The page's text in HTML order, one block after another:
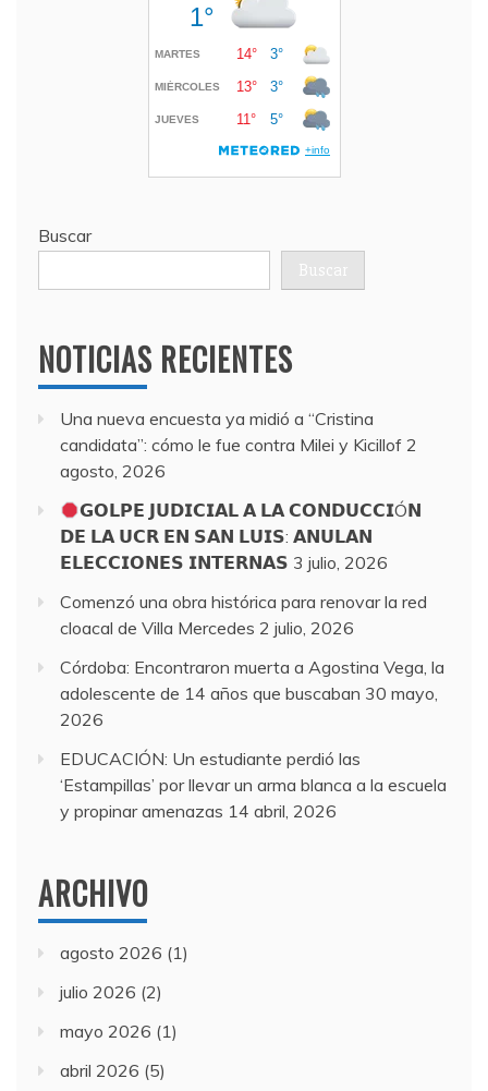
Buscar
Buscar
NOTICIAS RECIENTES
Una nueva encuesta ya midió a “Cristina
candidata”: cómo le fue contra Milei y Kicillof 2
agosto, 2026
𝗚𝗢𝗟𝗣𝗘 𝗝𝗨𝗗𝗜𝗖𝗜𝗔𝗟 𝗔 𝗟𝗔 𝗖𝗢𝗡𝗗𝗨𝗖𝗖𝗜Ó𝗡
𝗗𝗘 𝗟𝗔 𝗨𝗖𝗥 𝗘𝗡 𝗦𝗔𝗡 𝗟𝗨𝗜𝗦: 𝗔𝗡𝗨𝗟𝗔𝗡
𝗘𝗟𝗘𝗖𝗖𝗜𝗢𝗡𝗘𝗦 𝗜𝗡𝗧𝗘𝗥𝗡𝗔𝗦 3 julio, 2026
Comenzó una obra histórica para renovar la red
cloacal de Villa Mercedes 2 julio, 2026
Córdoba: Encontraron muerta a Agostina Vega, la
adolescente de 14 años que buscaban 30 mayo,
2026
EDUCACIÓN: Un estudiante perdió las
‘Estampillas’ por llevar un arma blanca a la escuela
y propinar amenazas 14 abril, 2026
ARCHIVO
agosto 2026 (1)
julio 2026 (2)
mayo 2026 (1)
abril 2026 (5)